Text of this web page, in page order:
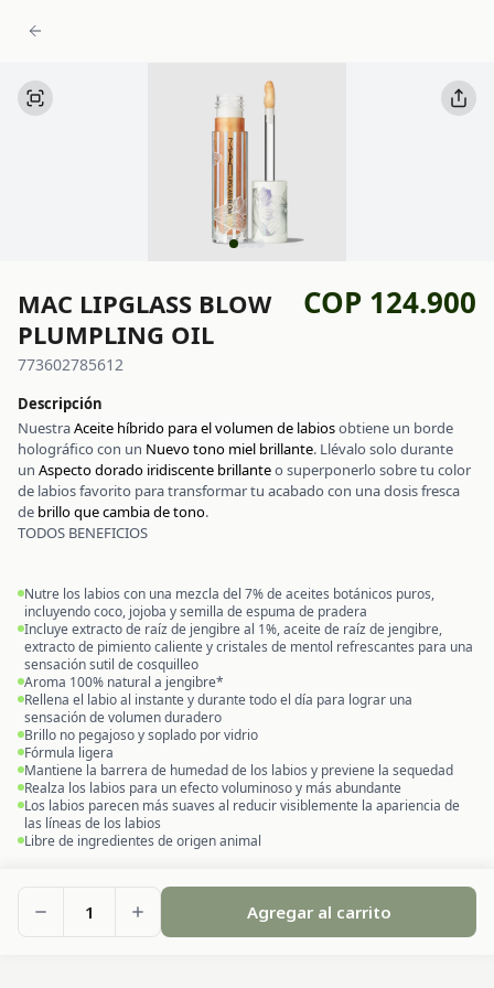
MAC LIPGLASS BLOW
PLUMPLING OIL
COP 124.900
773602785612
Descripción
NuestraAceite híbrido para el volumen de labiosobtiene un borde
holográfico con un Nuevo tono miel brillante. Llévalo solo durante
un Aspecto dorado iridiscente brillanteo superponerlo sobre tu color
de labios favorito para transformar tu acabado con una dosis fresca
de brillo que cambia de tono.
TODOS BENEFICIOS
Nutre los labios con una mezcla del 7% de aceites botánicos puros,
incluyendo coco, jojoba y semilla de espuma de pradera
Incluye extracto de raíz de jengibre al 1%, aceite de raíz de jengibre,
extracto de pimiento caliente y cristales de mentol refrescantes para una
sensación sutil de cosquilleo
Aroma 100% natural a jengibre*
Rellena el labio al instante y durante todo el día para lograr una
sensación de volumen duradero
Brillo no pegajoso y soplado por vidrio
Fórmula ligera
Mantiene la barrera de humedad de los labios y previene la sequedad
Realza los labios para un efecto voluminoso y más abundante
Los labios parecen más suaves al reducir visiblemente la apariencia de
las líneas de los labios
Libre de ingredientes de origen animal
1 Agregar al carrito